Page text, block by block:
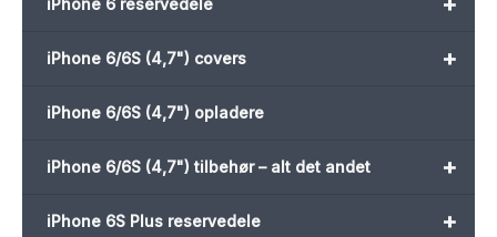
iPhone 6 reservedele
+
iPhone 6/6S (4,7") covers
iPhone 6/6S (4,7") opladere
+
iPhone 6/6S (4,7") tilbehør – alt det andet
+
iPhone 6S Plus reservedele